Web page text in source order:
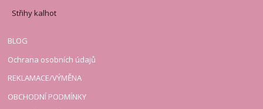
Střihy kalhot
BLOG
Ochrana osobních údajů
REKLAMACE/VÝMĚNA
OBCHODNÍ PODMÍNKY